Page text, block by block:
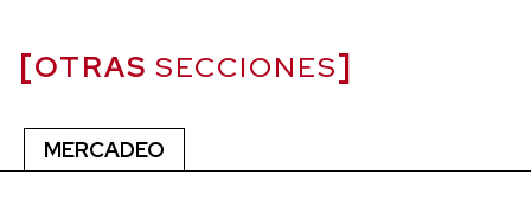
OTRAS SECCIONES
MERCADEO